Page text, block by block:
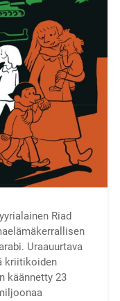
Riad
Uraauurtava
kriitikoiden
käännetty 23